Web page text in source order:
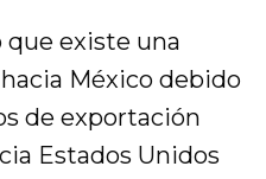
que existe una
México debido
de exportación
Estados Unidos